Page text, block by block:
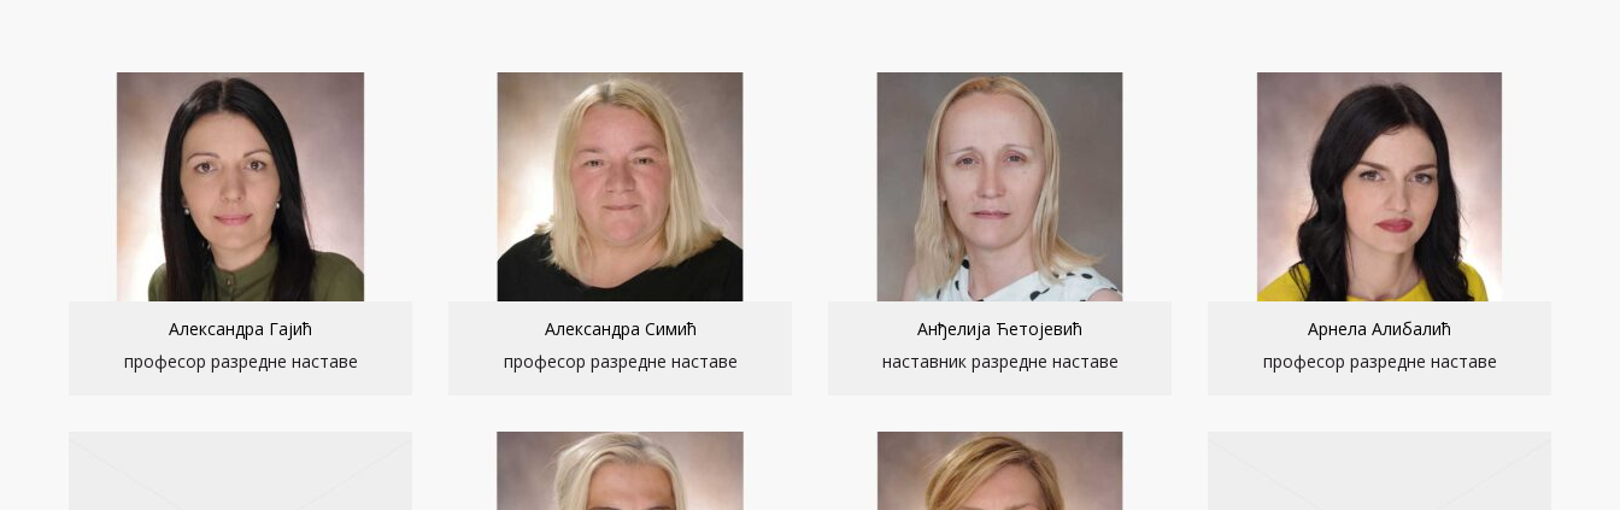
Александра Гајић
професор разредне наставе
Александра Симић
професор разредне наставе
Анђелија Ћетојевић
наставник разредне наставе
Арнела Алибалић
професор разредне наставе